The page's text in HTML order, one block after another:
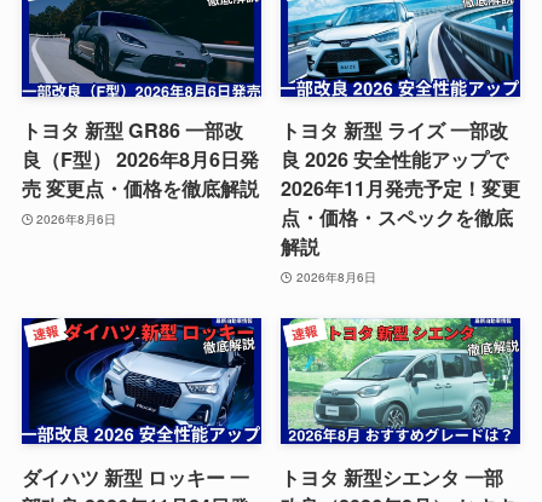
トヨタ 新型 GR86 一部改
良（F型） 2026年8月6日発
売 変更点・価格を徹底解説
2026年8月6日
トヨタ 新型 ライズ 一部改
良 2026 安全性能アップで
2026年11月発売予定！変更
点・価格・スペックを徹底
解説
2026年8月6日
ダイハツ 新型 ロッキー 一
トヨタ 新型シエンタ 一部